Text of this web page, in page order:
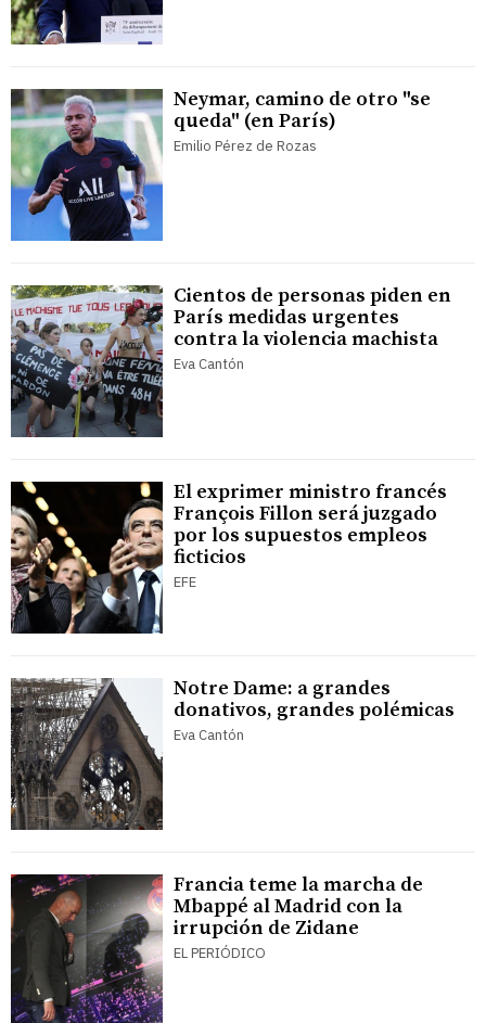
Neymar, camino de otro "se
queda" (en París)
Emilio Pérez de Rozas
Cientos de personas piden en
París medidas urgentes
contra la violencia machista
Eva Cantón
El exprimer ministro francés
François Fillon será juzgado
por los supuestos empleos
ficticios
EFE
Notre Dame: a grandes
donativos, grandes polémicas
Eva Cantón
Francia teme la marcha de
Mbappé al Madrid con la
irrupción de Zidane
EL PERIÓDICO